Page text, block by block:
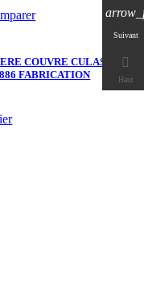
COUVRE CULASSE
FABRICATION
Suivant

Haut